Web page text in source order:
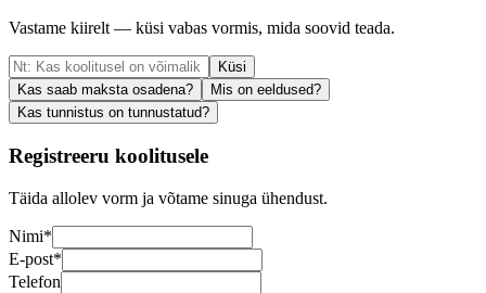
Vastame kiirelt — küsi vabas vormis, mida soovid teada.
Küsi
Kas saab maksta osadena?
Mis on eeldused?
Kas tunnistus on tunnustatud?
Registreeru koolitusele
Täida allolev vorm ja võtame sinuga ühendust.
Nimi*
E-post*
Telefon